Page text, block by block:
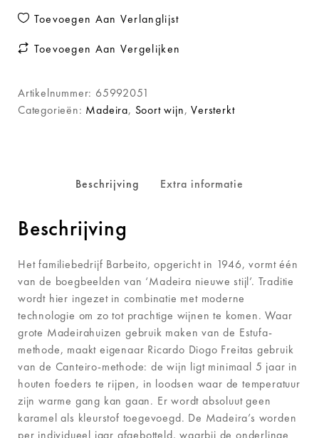
Toevoegen Aan Verlanglijst
Toevoegen Aan Vergelijken
Artikelnummer: 65992051
Categorieën: Madeira, Soort wijn,Versterkt
Beschrijving Extra informatie
Beschrijving
Het familiebedrijf Barbeito, opgericht in 1946, vormt één
van de boegbeelden van ‘Madeira nieuwe stijl’. Traditie
wordt hier ingezet in combinatie met moderne
technologie om zo tot prachtige wijnen te komen. Waar
grote Madeirahuizen gebruik maken van de Estufa-
methode, maakt eigenaar Ricardo Diogo Freitas gebruik
van de Canteiro-methode: de wijn ligt minimaal 5 jaar in
houten foeders te rijpen, in loodsen waar de temperatuur
zijn warme gang kan gaan. Er wordt absoluut geen
karamel als kleurstof toegevoegd. De Madeira’s worden
per individueel jaar afgebotteld, waarbij de onderlinge